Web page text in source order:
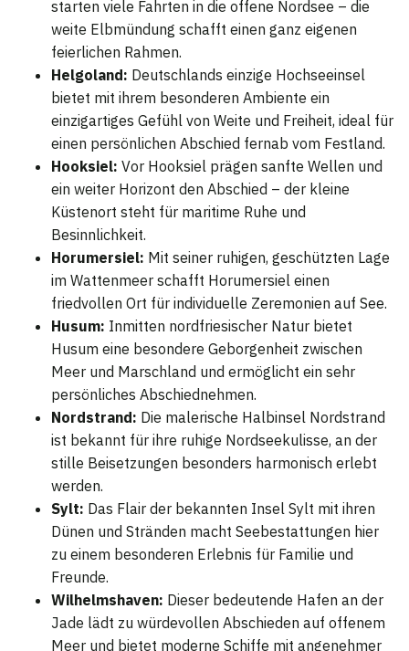
starten viele Fahrten in die offene Nordsee – die
weite Elbmündung schafft einen ganz eigenen
feierlichen Rahmen.
Helgoland: Deutschlands einzige Hochseeinsel
bietet mit ihrem besonderen Ambiente ein
einzigartiges Gefühl von Weite und Freiheit, ideal für
einen persönlichen Abschied fernab vom Festland.
Hooksiel: Vor Hooksiel prägen sanfte Wellen und
ein weiter Horizont den Abschied – der kleine
Küstenort steht für maritime Ruhe und
Besinnlichkeit.
Horumersiel: Mit seiner ruhigen, geschützten Lage
im Wattenmeer schafft Horumersiel einen
friedvollen Ort für individuelle Zeremonien auf See.
Husum: Inmitten nordfriesischer Natur bietet
Husum eine besondere Geborgenheit zwischen
Meer und Marschland und ermöglicht ein sehr
persönliches Abschiednehmen.
Nordstrand: Die malerische Halbinsel Nordstrand
ist bekannt für ihre ruhige Nordseekulisse, an der
stille Beisetzungen besonders harmonisch erlebt
werden.
Sylt: Das Flair der bekannten Insel Sylt mit ihren
Dünen und Stränden macht Seebestattungen hier
zu einem besonderen Erlebnis für Familie und
Freunde.
Wilhelmshaven: Dieser bedeutende Hafen an der
Jade lädt zu würdevollen Abschieden auf offenem
Meer und bietet moderne Schiffe mit angenehmer